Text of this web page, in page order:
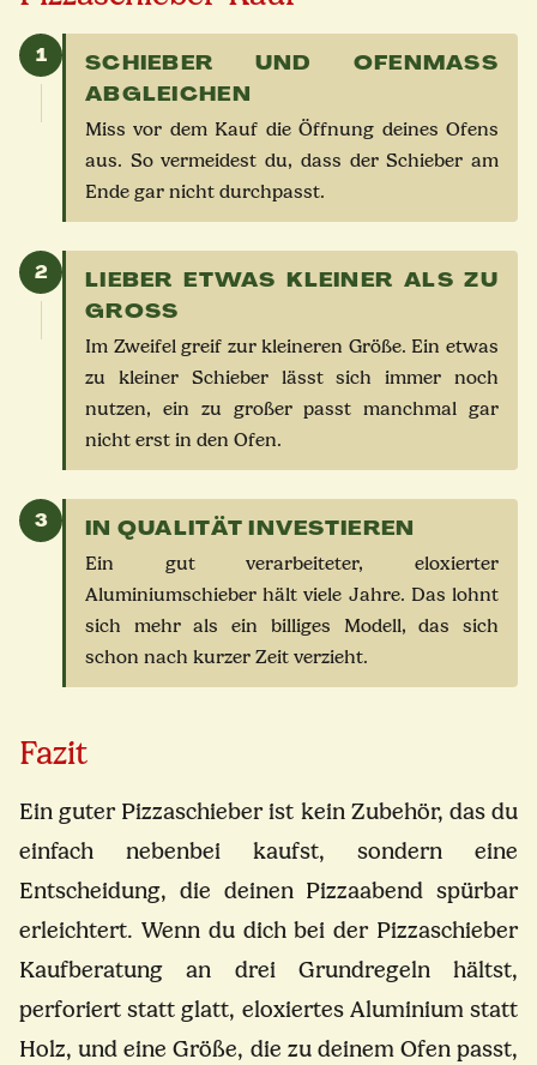
1
SCHIEBER UND OFENMASS A
BGLEICHEN
Miss vor dem Kauf die Öffnung deines Ofens
aus. So vermeidest du, dass der Schieber am
Ende gar nicht durchpasst.
2
LIEBER ETWAS KLEINER ALS ZU
GROSS
Im Zweifel greif zur kleineren Größe. Ein etwas
zu kleiner Schieber lässt sich immer noch
nutzen, ein zu großer passt manchmal gar
nicht erst in den Ofen.
3 IN QUALITÄT INVESTIEREN
Ein gut verarbeiteter, eloxierter
Aluminiumschieber hält viele Jahre. Das lohnt
sich mehr als ein billiges Modell, das sich
schon nach kurzer Zeit verzieht.
Fazit
Ein guter Pizzaschieber ist kein Zubehör, das du
einfach nebenbei kaufst, sondern eine
Entscheidung, die deinen Pizzaabend spürbar
erleichtert. Wenn du dich bei der Pizzaschieber
Kaufberatung an drei Grundregeln hältst,
perforiert statt glatt, eloxiertes Aluminium statt
Holz, und eine Größe, die zu deinem Ofen passt,